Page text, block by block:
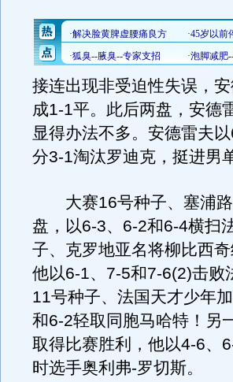
接连出现非受迫性失误，
成1-1平。此后两盘，安德
显得办法不多。安德雷夫
分3-1淘汰罗迪克，挺进男
大赛16号种子、塞浦路
盘，以6-3、6-2和6-4横扫
子、克罗地亚名将柳比西
他以6-1、7-5和7-6(2)击败
11号种子、法国天才少年
和6-2轻取同胞马哈特！另
取得比赛胜利，他以4-6、
时选手奥利弗-罗切斯。